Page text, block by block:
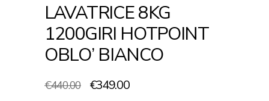
LAVATRICE 8KG
1200GIRI HOTPOINT
OBLO’ BIANCO
€440.00
Il
€349.00Il